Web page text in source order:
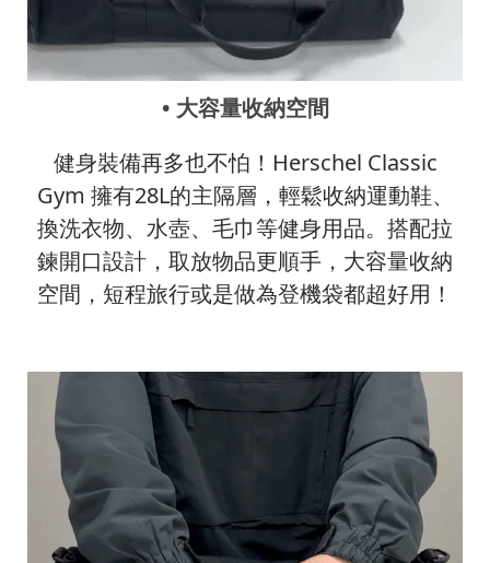
• 大容量收納空間
健身裝備再多也不怕！Herschel Classic
Gym 擁有28L的主隔層，輕鬆收納運動鞋、
換洗衣物、水壺、毛巾等健身用品。搭配拉
鍊開口設計，取放物品更順手，大容量收納
空間，短程旅行或是做為登機袋都超好用！